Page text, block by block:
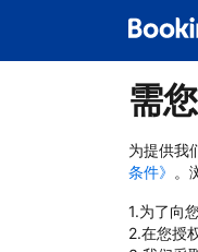
需
为提供我
条件》 。
1.为了向
2.在您授